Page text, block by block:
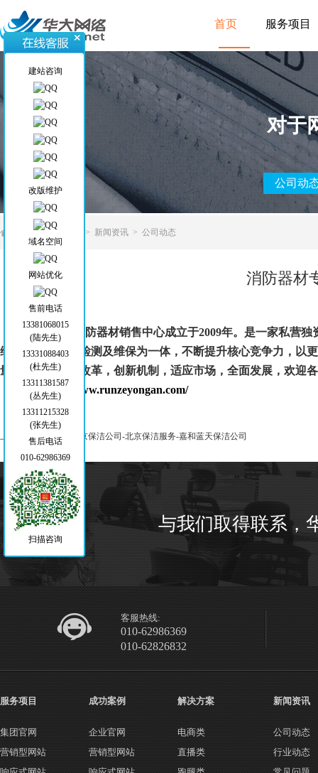
首页 服务项目
对于
公司动
当前位置 > > 新闻资讯 > 公司动态
消防器材
北京润泽永安消防器材销售中心成立于2009年。是一家私营
维修，建筑消防检测及维保为一体，不断提升核心竞争力，以
量，将不断深化改革，创新机制，适应市场，全面发展，欢迎
网址：http://www.runzeyongan.com/
上一篇：保洁公司-北京保洁公司-北京保洁服务-嘉和蓝天保洁公司
与我们取得联系，
客服热线:
010-62986369
010-62826832
服务项目
集团官网
营销型网站
成功案例
企业官网
营销型网站
解决方案
电商类
直播类
新闻资讯
公司动态
行业动态
建站咨询
改版维护
域名空间
网站优化
售前电话
13381068015
(陆先生)
13331088403
(杜先生)
13311381587
(丛先生)
13311215328
(张先生)
售后电话
010-62986369
扫描咨询